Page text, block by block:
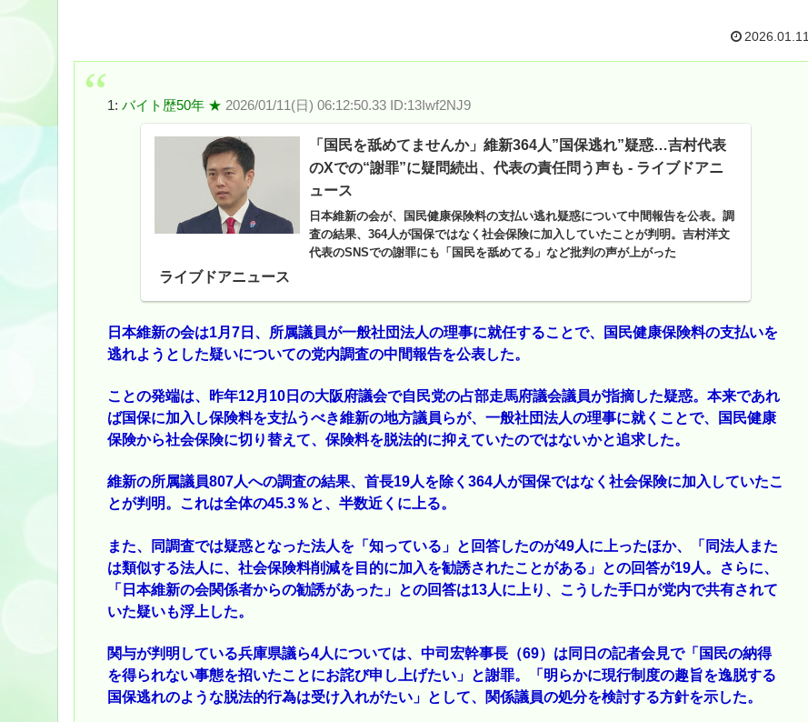
2026.01.11
1: バイト歴50年 ★ 2026/01/11(日) 06:12:50.33 ID:13Iwf2NJ9
「国民を舐めてませんか」維新364人”国保逃れ”疑惑…吉村代表
のXでの“謝罪”に疑問続出、代表の責任問う声も - ライブドアニ
ュース
日本維新の会が、国民健康保険料の支払い逃れ疑惑について中間報告を公表。調
査の結果、364人が国保ではなく社会保険に加入していたことが判明。吉村洋文
代表のSNSでの謝罪にも「国民を舐めてる」など批判の声が上がった
ライブドアニュース
日本維新の会は1月7日、所属議員が一般社団法人の理事に就任することで、国民健康保険料の支払いを
逃れようとした疑いについての党内調査の中間報告を公表した。
ことの発端は、昨年12月10日の大阪府議会で自民党の占部走馬府議会議員が指摘した疑惑。本来であれ
ば国保に加入し保険料を支払うべき維新の地方議員らが、一般社団法人の理事に就くことで、国民健康
保険から社会保険に切り替えて、保険料を脱法的に抑えていたのではないかと追求した。
維新の所属議員807人への調査の結果、首長19人を除く364人が国保ではなく社会保険に加入していたこ
とが判明。これは全体の45.3％と、半数近くに上る。
また、同調査では疑惑となった法人を「知っている」と回答したのが49人に上ったほか、「同法人また
は類似する法人に、社会保険料削減を目的に加入を勧誘されたことがある」との回答が19人。さらに、
「日本維新の会関係者からの勧誘があった」との回答は13人に上り、こうした手口が党内で共有されて
いた疑いも浮上した。
関与が判明している兵庫県議ら4人については、中司宏幹事長（69）は同日の記者会見で「国民の納得
を得られない事態を招いたことにお詫び申し上げたい」と謝罪。「明らかに現行制度の趣旨を逸脱する
国保逃れのような脱法的行為は受け入れがたい」として、関係議員の処分を検討する方針を示した。